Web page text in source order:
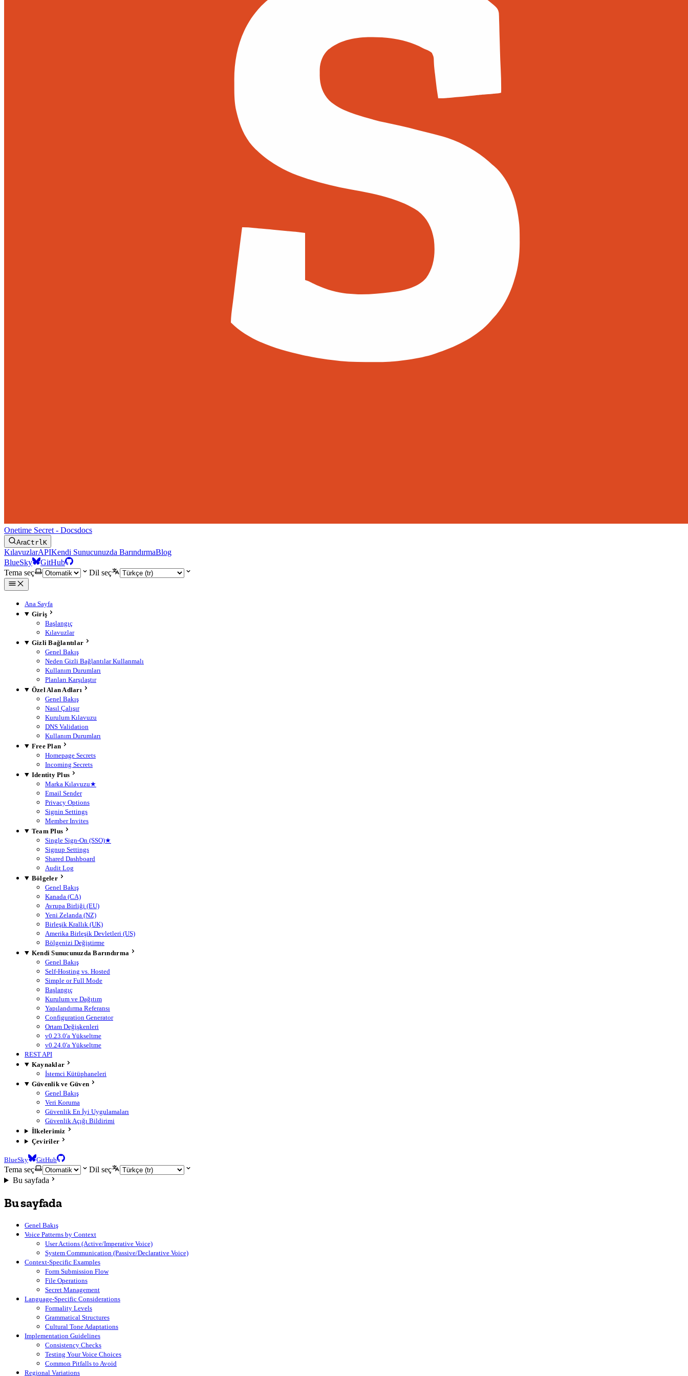
Onetime Secret - Docsdocs
AraCtrlK
KılavuzlarAPIKendi Sunucunuzda BarındırmaBlog
BlueSky
GitHub
Tema seç
Dil seç
Ana Sayfa
Giriş
Başlangıç
Kılavuzlar
Gizli Bağlantılar
Genel Bakış
Neden Gizli Bağlantılar Kullanmalı
Kullanım Durumları
Planları Karşılaştır
Özel Alan Adları
Genel Bakış
Nasıl Çalışır
Kurulum Kılavuzu
DNS Validation
Kullanım Durumları
Free Plan
Homepage Secrets
Incoming Secrets
Identity Plus
Marka Kılavuzu★
Email Sender
Privacy Options
Signin Settings
Member Invites
Team Plus
Single Sign-On (SSO)★
Signup Settings
Shared Dashboard
Audit Log
Bölgeler
Genel Bakış
Kanada (CA)
Avrupa Birliği (EU)
Yeni Zelanda (NZ)
Birleşik Krallık (UK)
Amerika Birleşik Devletleri (US)
Bölgenizi Değiştirme
Kendi Sunucunuzda Barındırma
Genel Bakış
Self-Hosting vs. Hosted
Simple or Full Mode
Başlangıç
Kurulum ve Dağıtım
Yapılandırma Referansı
Configuration Generator
Ortam Değişkenleri
v0.23.0'a Yükseltme
v0.24.0'a Yükseltme
REST API
Kaynaklar
İstemci Kütüphaneleri
Güvenlik ve Güven
Genel Bakış
Veri Koruma
Güvenlik En İyi Uygulamaları
Güvenlik Açığı Bildirimi
İlkelerimiz
Çeviriler
BlueSky GitHub
Tema seç
Dil seç
Bu sayfada
Bu sayfada
Genel Bakış
Voice Patterns by Context
User Actions (Active/Imperative Voice)
System Communication (Passive/Declarative Voice)
Context-Specific Examples
Form Submission Flow
File Operations
Secret Management
Language-Specific Considerations
Formality Levels
Grammatical Structures
Cultural Tone Adaptations
Implementation Guidelines
Consistency Checks
Testing Your Voice Choices
Common Pitfalls to Avoid
Regional Variations